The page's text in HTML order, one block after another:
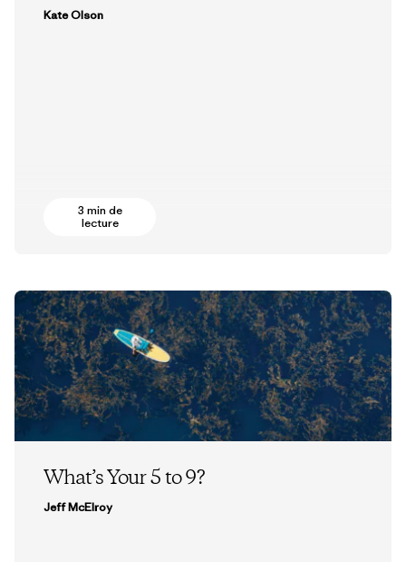
Kate Olson
3 min de
lecture
What’s Your 5 to 9?
Jeff McElroy